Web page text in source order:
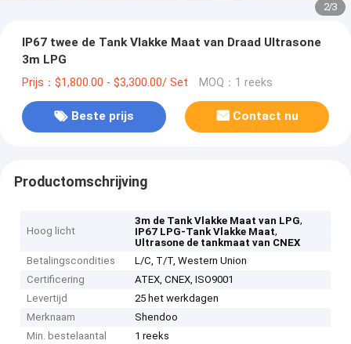
2/3
IP67 twee de Tank Vlakke Maat van Draad Ultrasone
3m LPG
Prijs：$1,800.00 - $3,300.00/ Set MOQ：1 reeks
Beste prijs Contact nu
Productomschrijving
Hoog licht
3m de Tank Vlakke Maat van LPG,
IP67 LPG-Tank Vlakke Maat,
Ultrasone de tankmaat van CNEX
Betalingscondities
L/C, T/T, Western Union
Certificering
ATEX, CNEX, ISO9001
Levertijd
25 het werkdagen
Merknaam
Shendoo
Min. bestelaantal
1 reeks